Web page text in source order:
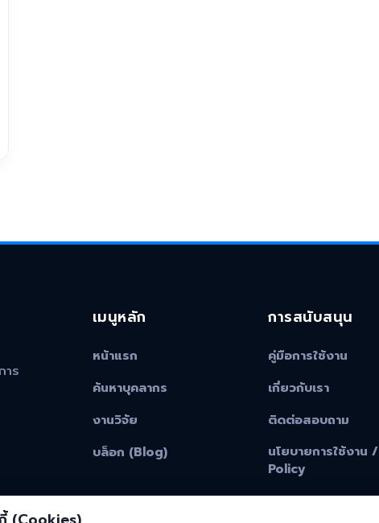
าร
เมนูหลัก
หน้าแรก
ค้นหาบุคลากร
งานวิจัย
บล็อก (Blog)
การสนับสนุน
คู่มือการใช้งาน
เกี่ยวกับเรา
ติดต่อสอบถาม
นโยบายการใช้งาน /
Policy